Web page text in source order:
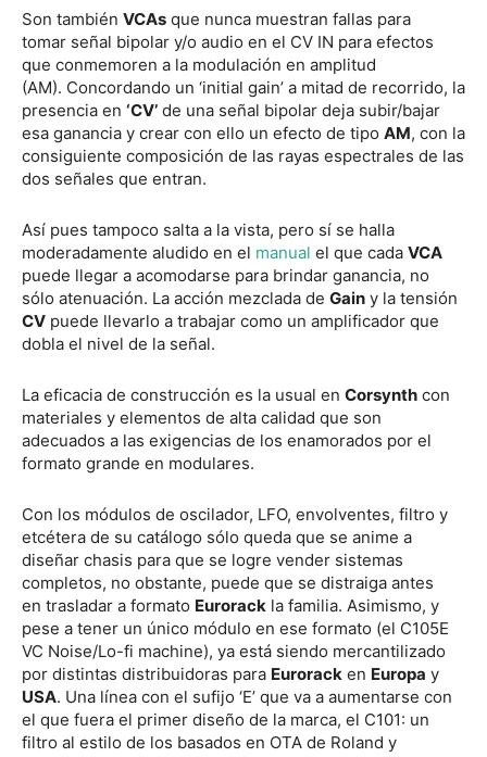
Son también VCAs que nunca muestran fallas para
tomar señal bipolar y/o audio en el CV IN para efectos
que conmemoren a la modulación en amplitud
(AM). Concordando un ‘initial gain’ a mitad de recorrido, la
presencia en ‘CV’ de una señal bipolar deja subir/bajar
esa ganancia y crear con ello un efecto de tipo AM, con la
consiguiente composición de las rayas espectrales de las
dos señales que entran.
Así pues tampoco salta a la vista, pero sí se halla
moderadamente aludido en el manual el que cada VCA
puede llegar a acomodarse para brindar ganancia, no
sólo atenuación. La acción mezclada de Gain y la tensión
CV puede llevarlo a trabajar como un amplificador que
dobla el nivel de la señal.
La eficacia de construcción es la usual en Corsynth con
materiales y elementos de alta calidad que son
adecuados a las exigencias de los enamorados por el
formato grande en modulares.
Con los módulos de oscilador, LFO, envolventes, filtro y
etcétera de su catálogo sólo queda que se anime a
diseñar chasis para que se logre vender sistemas
completos, no obstante, puede que se distraiga antes
en trasladar a formato Eurorack la familia. Asimismo, y
pese a tener un único módulo en ese formato (el C105E
VC Noise/Lo-fi machine), ya está siendo mercantilizado
por distintas distribuidoras para Eurorack en Europa y
USA. Una línea con el sufijo ‘E’ que va a aumentarse con
el que fuera el primer diseño de la marca, el C101: un
filtro al estilo de los basados en OTA de Roland y